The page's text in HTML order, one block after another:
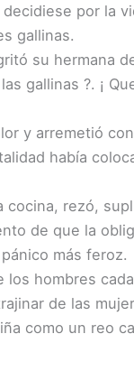
decidiese por la
gallinas.
gritó su hermana
gallinas ?. ¡
y arremetió
había
cocina, rezó,
de que la
más feroz.
los hombres
de las
como un reo